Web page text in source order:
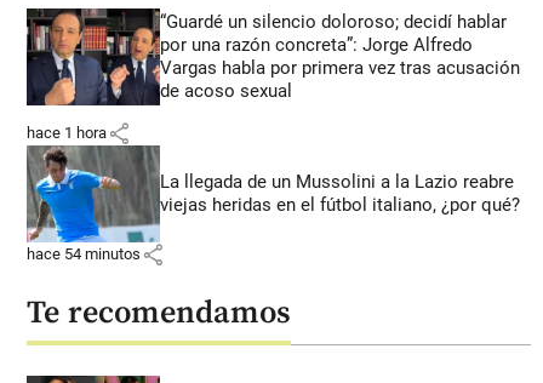
“Guardé un silencio doloroso; decidí hablar
por una razón concreta”: Jorge Alfredo
Vargas habla por primera vez tras acusación
de acoso sexual
hace 1 hora share
La llegada de un Mussolini a la Lazio reabre
viejas heridas en el fútbol italiano, ¿por qué?
hace 54 minutos share
Te recomendamos